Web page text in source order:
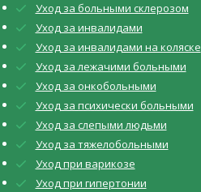
Уход за больными склерозом
Уход за инвалидами
Уход за инвалидами на коляске
Уход за лежачими больными
Уход за онкобольными
Уход за психически больными
Уход за слепыми людьми
Уход за тяжелобольными
Уход при варикозе
Уход при гипертонии